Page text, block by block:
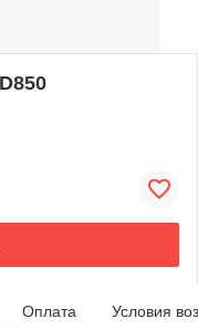
Оплата Условия